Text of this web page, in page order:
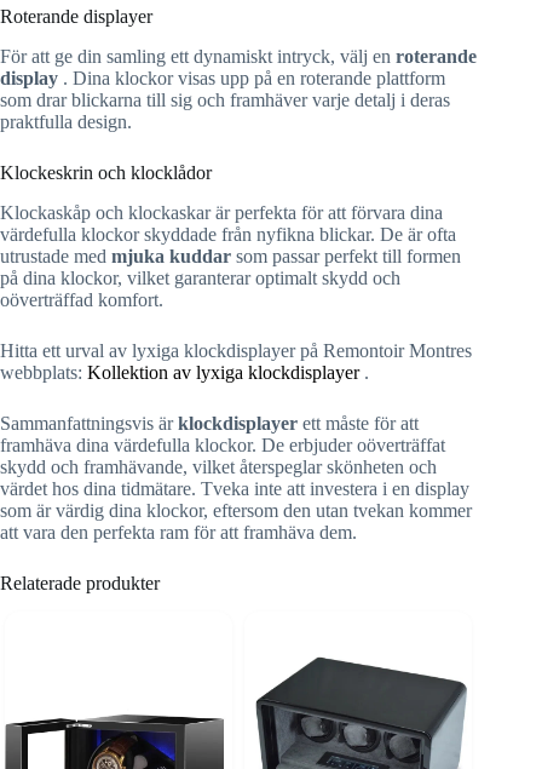
Roterande displayer
För att ge din samling ett dynamiskt intryck, välj en roterande
display . Dina klockor visas upp på en roterande plattform
som drar blickarna till sig och framhäver varje detalj i deras
praktfulla design.
Klockeskrin och klocklådor
Klockaskåp och klockaskar är perfekta för att förvara dina
värdefulla klockor skyddade från nyfikna blickar. De är ofta
utrustade med mjuka kuddar som passar perfekt till formen
på dina klockor, vilket garanterar optimalt skydd och
oöverträffad komfort.
Hitta ett urval av lyxiga klockdisplayer på Remontoir Montres
webbplats: Kollektion av lyxiga klockdisplayer .
Sammanfattningsvis ärklockdisplayer ett måste för att
framhäva dina värdefulla klockor. De erbjuder oöverträffat
skydd och framhävande, vilket återspeglar skönheten och
värdet hos dina tidmätare. Tveka inte att investera i en display
som är värdig dina klockor, eftersom den utan tvekan kommer
att vara den perfekta ram för att framhäva dem.
Relaterade produkter